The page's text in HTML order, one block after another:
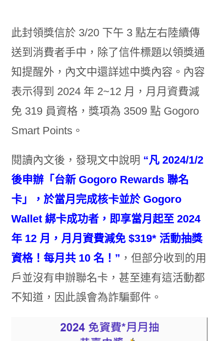
此封領獎信於 3/20 下午 3 點左右陸續傳
送到消費者手中，除了信件標題以領獎通
知提醒外，內文中還詳述中獎內容。內容
表示得到 2024 年 2~12 月，月月資費減
免 319 員資格，獎項為 3509 點 Gogoro
Smart Points。
閱讀內文後，發現文中說明 “凡 2024/1/2
後申辦「台新 Gogoro Rewards 聯名
卡」，於當月完成核卡並於 Gogoro
Wallet 綁卡成功者，即享當月起至 2024
年 12 月，月月資費減免 $319* 活動抽獎
資格！每月共 10 名！” ，但部分收到的用
戶並沒有申辦聯名卡，甚至連有這活動都
不知道，因此誤會為詐騙郵件。